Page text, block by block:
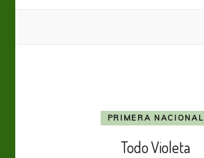
PRIMERA NACIONAL
Todo Violeta